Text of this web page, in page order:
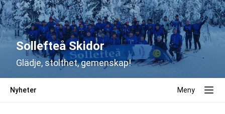
Sollefteå Skidor
Glädje, stolthet, gemenskap!
Nyheter Meny